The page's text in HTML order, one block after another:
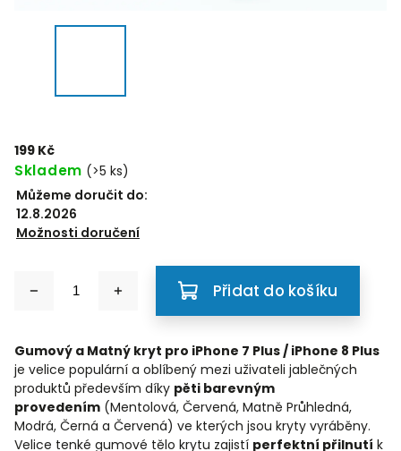
199 Kč
Skladem (>5 ks)
Můžeme doručit do:
12.8.2026
Možnosti doručení
Přidat do košíku
Gumový a Matný kryt pro iPhone 7 Plus / iPhone 8 Plus
je velice populární a oblíbený mezi uživateli jablečných
produktů především díky pěti barevným
provedením (Mentolová, Červená, Matně Průhledná,
Modrá, Černá a Červená) ve kterých jsou kryty vyráběny.
Velice tenké gumové tělo krytu zajistí perfektní přilnutí k